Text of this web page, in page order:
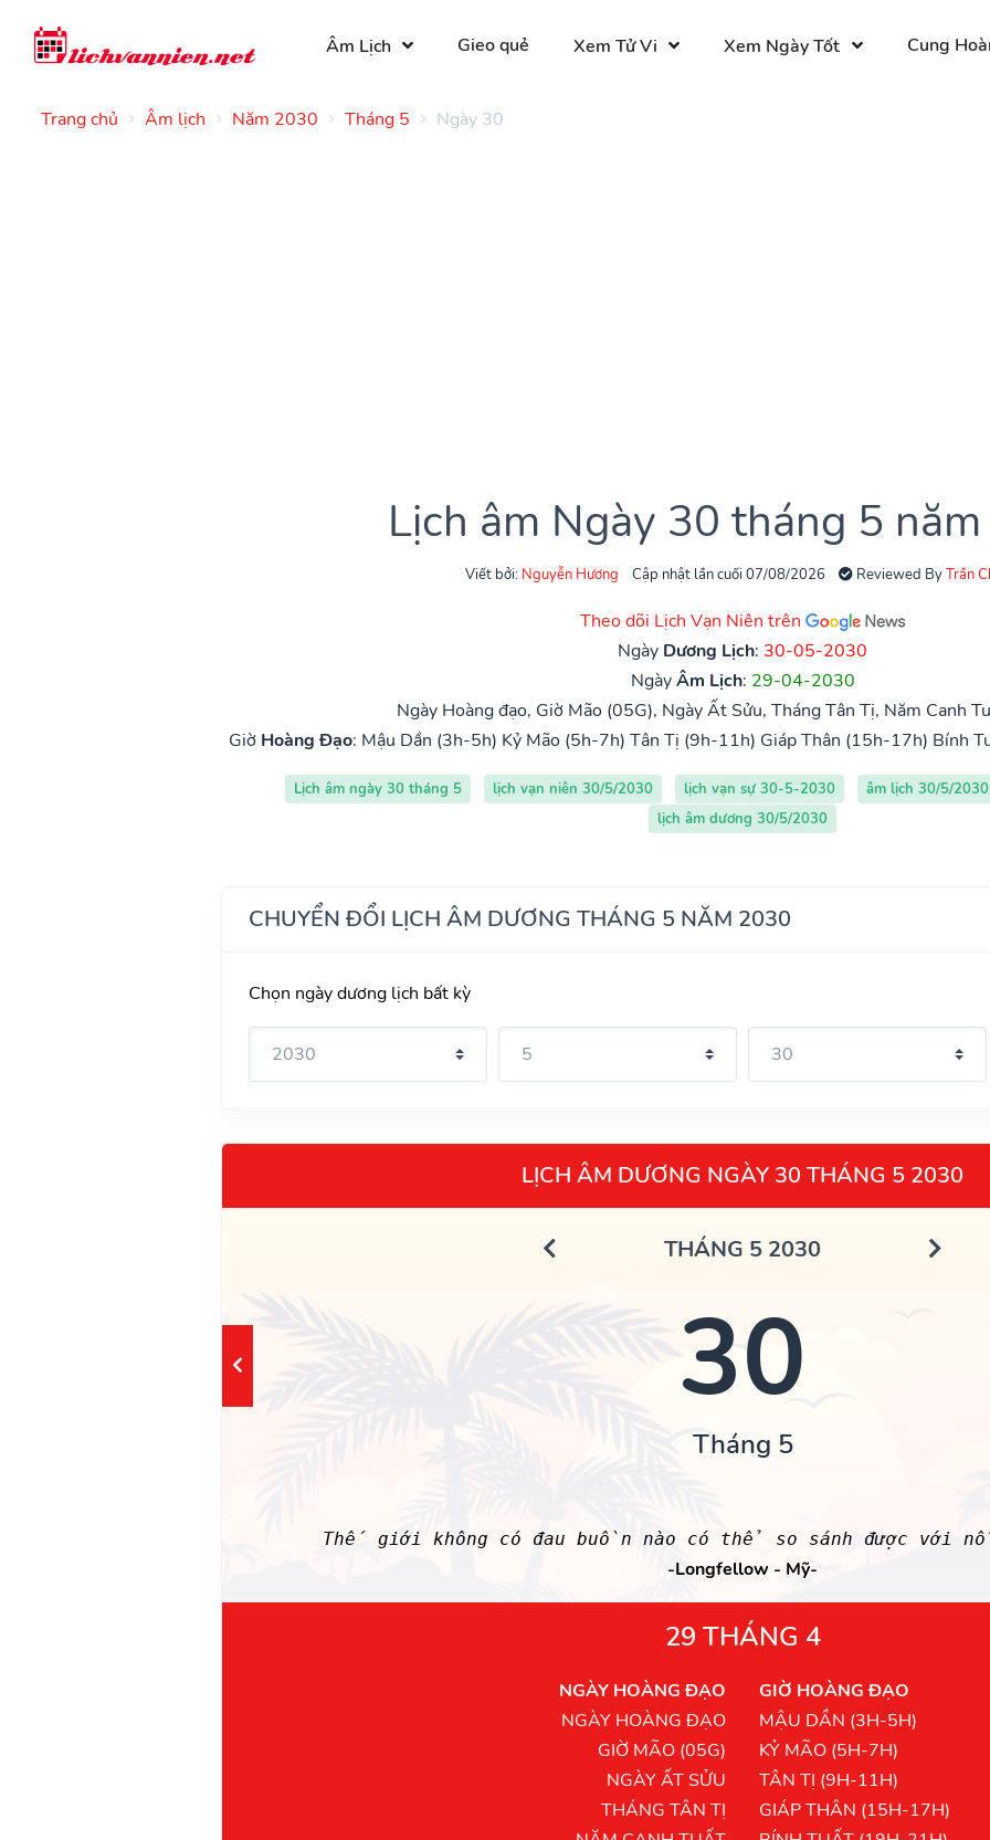
Âm Lịch Gieo quẻ Xem Tử Vi Xem Ngày Tốt Cung
Trang chủ Âm lịch Năm 2030 Tháng 5 Ngày 30
Lịch âm Ngày 30 tháng 5
Viết bởi: Nguyễn Hương Cập nhật lần cuối 07/08/2026 Reviewed ByTrần
Theo dõi Lịch Vạn Niên trên
Ngày Dương Lịch: 30-05-2030
NgàyÂm Lịch: 29-04-2030
Ngày Hoàng đạo, Giờ Mão (05G), Ngày Ất Sửu, Tháng Tân Tị, Năm Canh
Giờ Hoàng Đạo: Mậu Dần (3h-5h) Kỷ Mão (5h-7h) Tân Tị (9h-11h) Giáp Thân (15h-17h) Bính
Lịch âm ngày 30 tháng 5 lịch vạn niên 30/5/2030 lịch vạn sự 30-5-2030 âm lịch 30/5/2030
lịch âm dương 30/5/2030
CHUYỂN ĐỔI LỊCH ÂM DƯƠNG THÁNG 5 NĂM 2030
Chọn ngày dương lịch bất kỳ
LỊCH ÂM DƯƠNG NGÀY 30 THÁNG 5 2030
THÁNG 5 2030
30
Tháng 5
Thế giới không có đau buồn nào có thể so sánh được với
-Longfellow - Mỹ-
29 THÁNG 4
NGÀY HOÀNG ĐẠO
NGÀY HOÀNG ĐẠO
GIỜ MÃO (05G)
NGÀY ẤT SỬU
THÁNG TÂN TỊ
GIỜ HOÀNG ĐẠO
MẬU DẦN (3H-5H)
KỶ MÃO (5H-7H)
TÂN TỊ (9H-11H)
GIÁP THÂN (15H-17H)